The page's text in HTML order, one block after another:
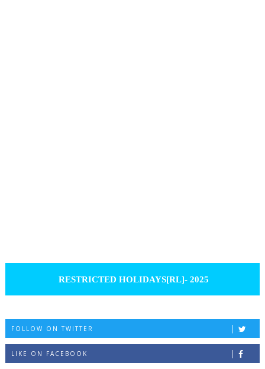
RESTRICTED HOLIDAYS[RL]- 2025
FOLLOW ON TWITTER
LIKE ON FACEBOOK